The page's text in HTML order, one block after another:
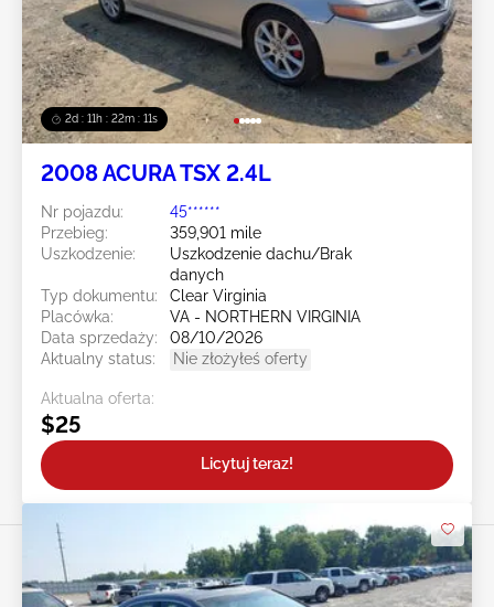
2d : 11h : 22m : 08s
2008 ACURA TSX 2.4L
Nr pojazdu:
45******
Przebieg:
359,901 mile
Uszkodzenie:
Uszkodzenie dachu/Brak
danych
Typ dokumentu:
Clear Virginia
Placówka:
VA - NORTHERN VIRGINIA
Data sprzedaży:
08/10/2026
Aktualny status:
Nie złożyłeś oferty
Aktualna oferta:
$25
Licytuj teraz!